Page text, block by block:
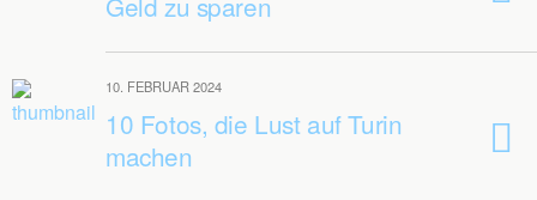
10. FEBRUAR 2024
10 Fotos, die Lust auf Turin
machen